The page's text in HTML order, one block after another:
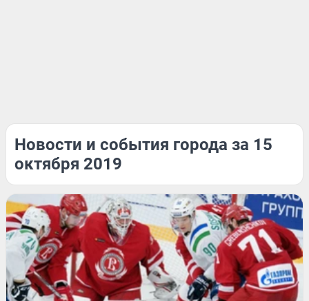
Новости и события города за 15
октября 2019